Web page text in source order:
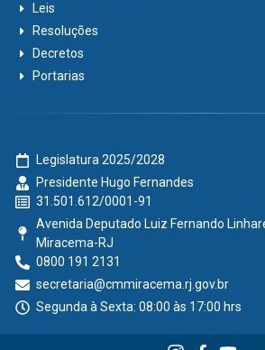
Leis
Resoluções
Decretos
Portarias
Legislatura 2025/2028
Presidente Hugo Fernandes
31.501.612/0001-91
Avenida Deputado Luiz Fernando
Miracema-RJ
0800 191 2131
secretaria@cmmiracema.rj.gov.br
Segunda à Sexta: 08:00 às 17:00 hrs